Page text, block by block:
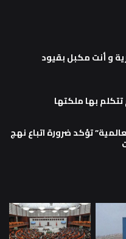
و أنت مكبل بقيود
بها ملكتها
تؤكد ضرورة اتباع نهج